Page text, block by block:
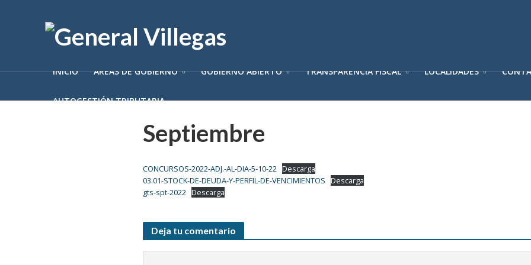
INICIO ÁREAS DE GOBIERNO GOBIERNO ABIERTO TRANSPARENCIA FISCAL LOCALIDADES
AUTOGESTIÓN TRIBUTARIA
Septiembre
CONCURSOS-2022-ADJ.-AL-DIA-5-10-22 Descarga
03.01-STOCK-DE-DEUDA-Y-PERFIL-DE-VENCIMIENTOS Descarga
gts-spt-2022 Descarga
Deja tu comentario